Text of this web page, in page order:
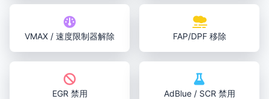
VMAX / 速度限制器解除 FAP/DPF 移除
EGR 禁用 AdBlue / SCR 禁用